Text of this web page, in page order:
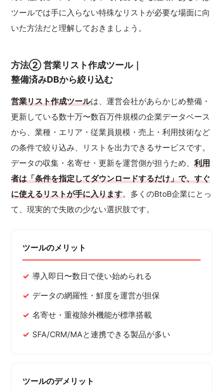
ツールでは手に入らない特殊なリストが必要な場面に向
いた方法だと理解しておきましょう。
方法② 営業リスト作成ツール｜
整備済みDBから絞り込む
営業リスト作成ツールは、運営会社があらかじめ整備・
更新している数十万〜数百万件規模の企業データベース
から、業種・エリア・従業員規模・売上・利用技術など
の条件で絞り込み、リストを出力できるサービスです。
データの収集・名寄せ・更新を運営側が担うため、利用
者は「条件を指定してダウンロードするだけ」で、すぐ
に使えるリストが手に入ります。多くのBtoB企業にとっ
て、現実的で失敗の少ない選択肢です。
ツールのメリット
導入即日〜数日で使い始められる
データの網羅性・鮮度を運営が担保
名寄せ・重複除外機能が標準搭載
SFA/CRM/MAと連携できる製品が多い
ツールのデメリット